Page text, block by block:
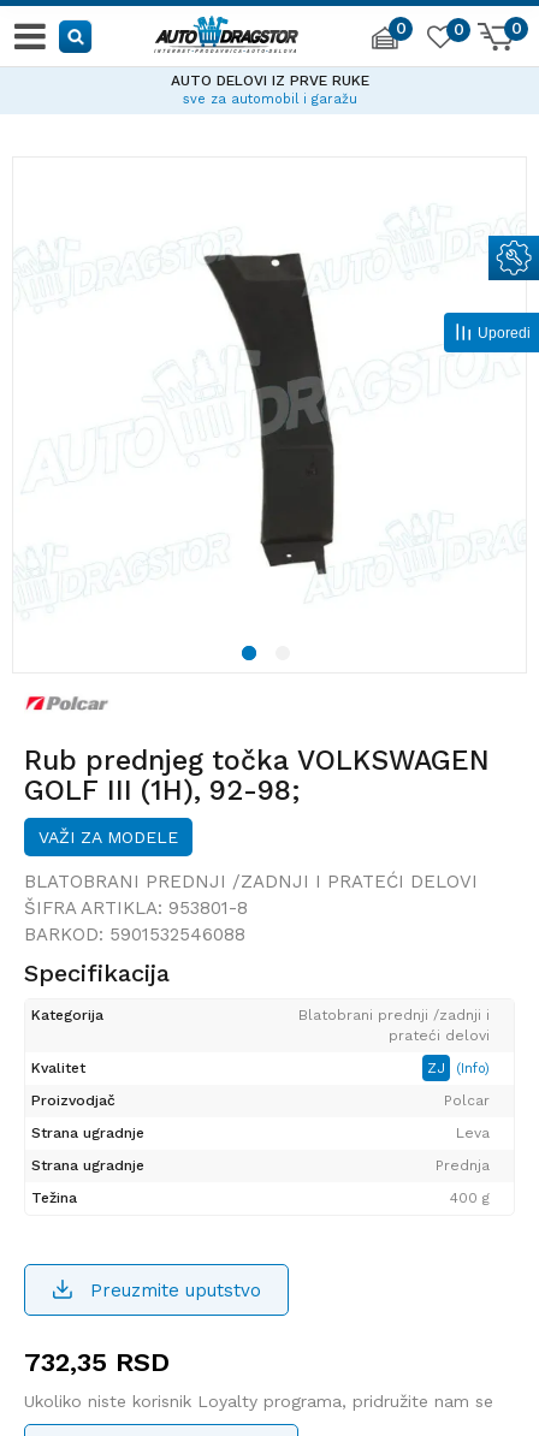
0 0
0
AUTO DELOVI IZ PRVE RUKE
sve za automobil i garažu
1
Rub prednjeg točka VOLKSWAGEN
GOLF III (1H), 92-98;
VAŽI ZA MODELE
BLATOBRANI PREDNJI /ZADNJI I PRATEĆI DELOVI
ŠIFRA ARTIKLA: 953801-8
BARKOD: 5901532546088
Specifikacija
Kategorija
Blatobrani prednji /zadnji i
prateći delovi
Kvalitet
ZJ (Info)
Proizvodjač
Polcar
Strana ugradnje
Leva
Strana ugradnje
Prednja
Težina
400 g
Preuzmite uputstvo
732,35 RSD
Ukoliko niste korisnik Loyalty programa, pridružite nam se
Uporedi